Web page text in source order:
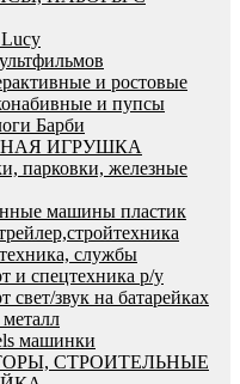
и ростовые
и пупсы
Барби
ИГРУШКА
парковки, железные
машины пластик
службы
и спецтехника р/у
свет/звук на батарейках
машинки
СТРОИТЕЛЬНЫЕ